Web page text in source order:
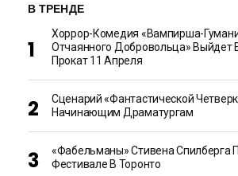
В ТРЕНДЕ
Хоррор-Комедия «Вампирша-
Отчаянного Добровольца» Выйдет
Прокат 11 Апреля
Сценарий «Фантастической
Начинающим Драматургам
«Фабельманы» Стивена Спилберга
Фестивале В Торонто